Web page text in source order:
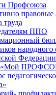
Профсоюза
правовые
труда
ППО
народного
Федерации
«Мой